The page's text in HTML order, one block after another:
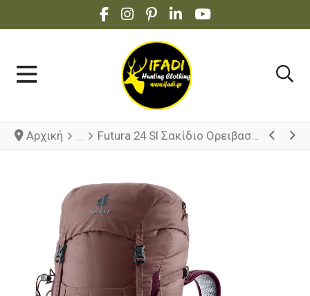
FACEBOOK SOCIAL LINK
INSTAGRAM SOCIAL LINK
PINTEREST SOCIAL LINK
LINKEDIN SOCIAL LINK
YOUTUBE SOCIAL
Αρχική Futura 24 Sl Σακίδιο Ορειβασίας